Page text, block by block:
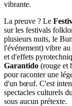
vibrante.
La preuve ? Le
sur les festivals
plusieurs nuits, le
l'événement) vibre
et d'effets
Garantido (rouge et
pour raconter une
d'un bœuf. C'est
spectacles culturels
sous aucun prétexte.